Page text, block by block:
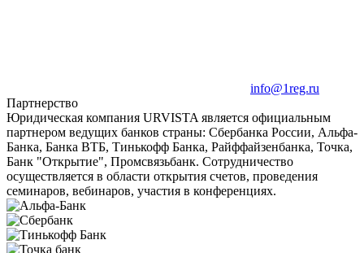
info@1reg.ru
Партнерство
Юридическая компания URVISTA является официальным
партнером ведущих банков страны: Сбербанка России, Альфа-
Банка, Банка ВТБ, Тинькофф Банка, Райффайзенбанка, Точка,
Банк "Открытие", Промсвязьбанк. Сотрудничество
осуществляется в области открытия счетов, проведения
семинаров, вебинаров, участия в конференциях.